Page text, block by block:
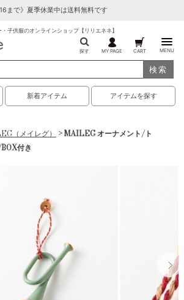
16まで》夏季休業中は送料無料です
子供服のオンラインショップ【リリエネネ】
探す MY PAGE CART MENU
検索
新着アイテム アイテムを探す
（メイレグ） > MAILEG オーナメント/ト
付き